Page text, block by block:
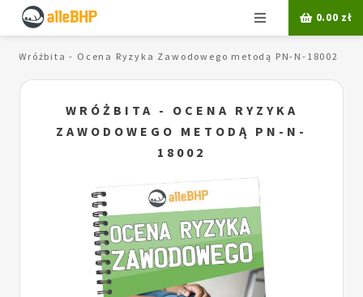
Menu 0.00 zł
Wróżbita - Ocena Ryzyka Zawodowego metodą PN-N-18002
WRÓŻBITA - OCENA RYZYKA
ZAWODOWEGO METODĄ PN-N-
18002